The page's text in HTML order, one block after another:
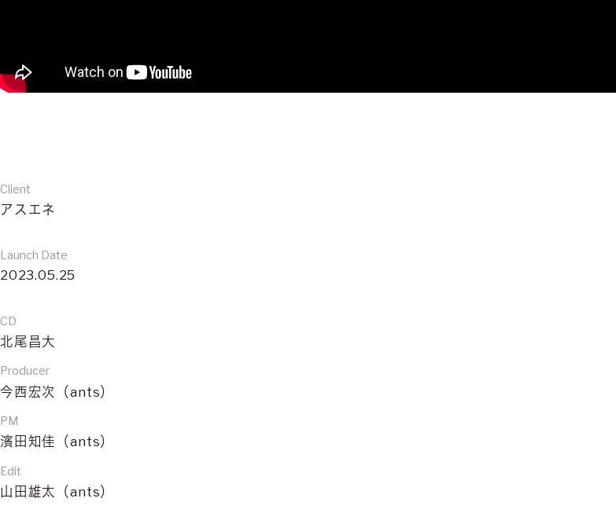
Client
アスエネ
Launch Date
2023.05.25
CD
北尾昌大
Producer
今西宏次（ants）
PM
濱田知佳（ants）
Edit
山田雄太（ants）